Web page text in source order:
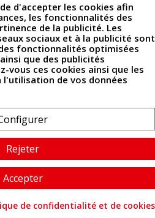
05 63 34 51 88
- Une création Quatrys 💙
d'accepter les cookies afin
les fonctionnalités des
de la publicité. Les
sociaux et à la publicité sont
fonctionnalités optimisées
que des publicités
vous ces cookies ainsi que les
l'utilisation de vos données
Rejeter
Accepter
de confidentialité et de cookies